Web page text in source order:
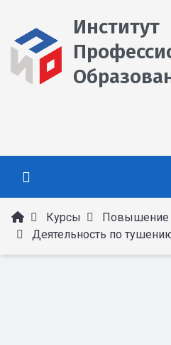
Институт
Курсы
Повышение
Деятельность по тушению пожаров в